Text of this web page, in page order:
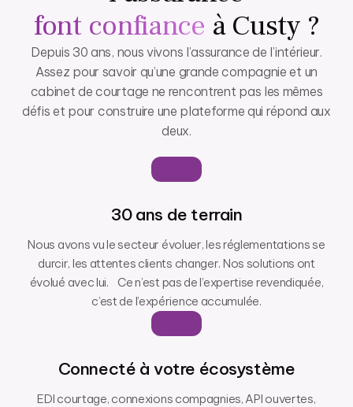
font confiance à Custy ?
Depuis 30 ans, nous vivons l’assurance de l’intérieur.
Assez pour savoir qu’une grande compagnie et un
cabinet de courtage ne rencontrent pas les mêmes
défis et pour construire une plateforme qui répond aux
deux.
30 ans de terrain
Nous avons vu le secteur évoluer, les réglementations se
durcir, les attentes clients changer. Nos solutions ont
évolué avec lui. Ce n’est pas de l’expertise revendiquée,
c’est de l’expérience accumulée.
Connecté à votre écosystème
EDI courtage, connexions compagnies, API ouvertes,